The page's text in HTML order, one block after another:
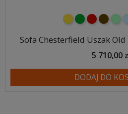
żółtyzielonyczerwony
Sofa Chesterfield Uszak Old
5 710,00
DODAJ DO